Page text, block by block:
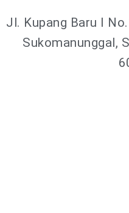
Jl. Kupang Baru I
Sukomanunggal,